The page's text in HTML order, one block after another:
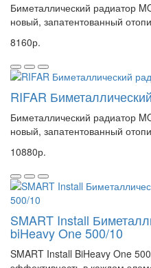
Биметаллический радиатор
новый, запатентованный
8160р.
RIFAR
Биметаллический радиатор
новый, запатентованный
10880р.
SMART Install
biHeavy One 500/10
SMART Install BiHeavy One